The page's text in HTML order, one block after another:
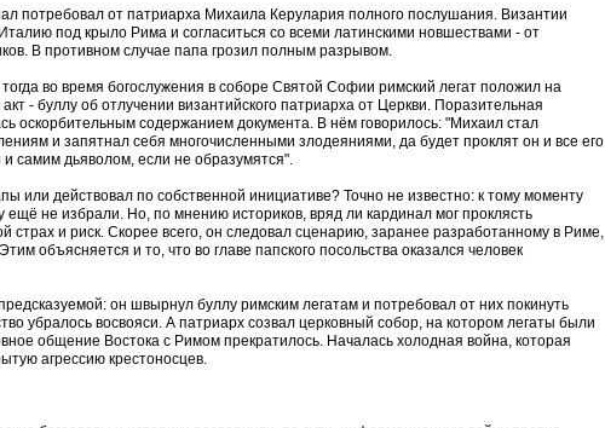
потребовал от патриарха Михаила Керулария полного послушания. Византии
под крыло Рима и согласиться со всеми латинскими новшествами - от
В противном случае папа грозил полным разрывом.
во время богослужения в соборе Святой Софии римский легат положил на
- буллу об отлучении византийского патриарха от Церкви. Поразительная
оскорбительным содержанием документа. В нём говорилось: "Михаил стал
и запятнал себя многочисленными злодеяниями, да будет проклят он и все его
самим дьяволом, если не образумятся".
или действовал по собственной инициативе? Точно не известно: к тому моменту
ещё не избрали. Но, по мнению историков, вряд ли кардинал мог проклясть
страх и риск. Скорее всего, он следовал сценарию, заранее разработанному в Риме,
объясняется и то, что во главе папского посольства оказался человек
он швырнул буллу римским легатам и потребовал от них покинуть
убралось восвояси. А патриарх созвал церковный собор, на котором легаты были
общение Востока с Римом прекратилось. Началась холодная война, которая
агрессию крестоносцев.